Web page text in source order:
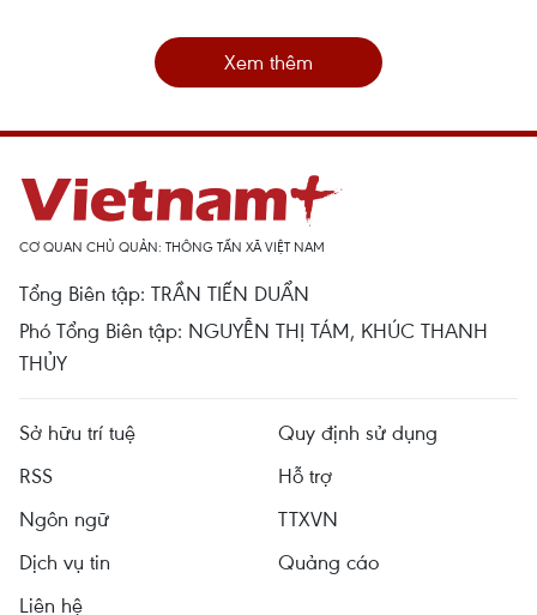
Xem thêm
CƠ QUAN CHỦ QUẢN: THÔNG TẤN XÃ VIỆT NAM
Tổng Biên tập: TRẦN TIẾN DUẨN
Phó Tổng Biên tập: NGUYỄN THỊ TÁM, KHÚC THANH
THỦY
Sở hữu trí tuệ
Quy định sử dụng
RSS
Hỗ trợ
Ngôn ngữ
TTXVN
Dịch vụ tin
Quảng cáo
Liên hệ